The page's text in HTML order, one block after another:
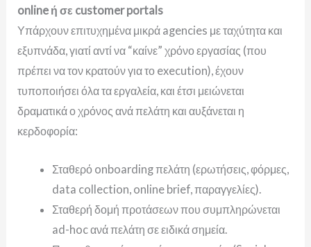
online ή σε customer portals
Υπάρχουν επιτυχημένα μικρά agencies με ταχύτητα και
εξυπνάδα, γιατί αντί να “καίνε” χρόνο εργασίας (που
πρέπει να τον κρατούν για το execution), έχουν
τυποποιήσει όλα τα εργαλεία, και έτσι μειώνεται
δραματικά ο χρόνος ανά πελάτη και αυξάνεται η
κερδοφορία:
Σταθερό onboarding πελάτη (ερωτήσεις, φόρμες,
data collection, online brief, παραγγελίες).
Σταθερή δομή προτάσεων που συμπληρώνεται
ad-hoc ανά πελάτη σε ειδικά σημεία.